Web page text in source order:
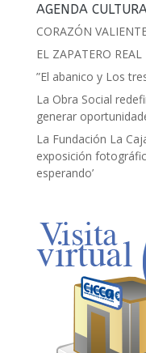
AGENDA
CORAZÓN
EL ZAPATERO REAL
”El abanico y Los
La Obra Social
generar
La Fundación La
exposición
esperando’